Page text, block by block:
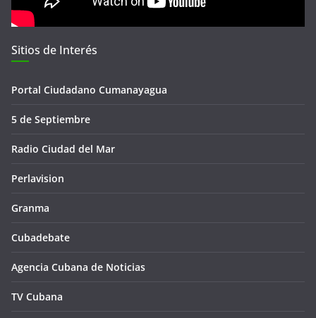
Sitios de Interés
Portal Ciudadano Cumanayagua
5 de Septiembre
Radio Ciudad del Mar
Perlavision
Granma
Cubadebate
Agencia Cubana de Noticias
TV Cubana